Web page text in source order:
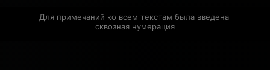
Для примечаний ко всем текстам была введена
сквозная нумерация